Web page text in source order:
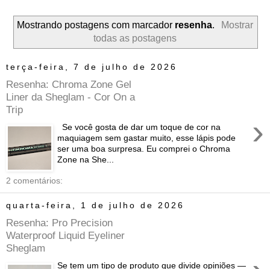
Mostrando postagens com marcador resenha.
Mostrar
todas as postagens
terça-feira, 7 de julho de 2026
Resenha: Chroma Zone Gel
Liner da Sheglam - Cor On a
Trip
›
Se você gosta de dar um toque de cor na
maquiagem sem gastar muito, esse lápis pode
ser uma boa surpresa. Eu comprei o Chroma
Zone na She...
2 comentários:
quarta-feira, 1 de julho de 2026
Resenha: Pro Precision
Waterproof Liquid Eyeliner
Sheglam
Se tem um tipo de produto que divide opiniões —